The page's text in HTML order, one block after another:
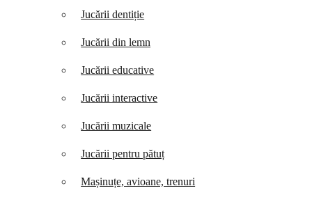
Jucării dentiție
Jucării din lemn
Jucării educative
Jucării interactive
Jucării muzicale
Jucării pentru pătuț
Mașinuțe, avioane, trenuri